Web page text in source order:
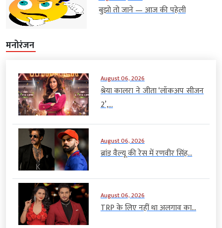
बुझो तो जाने — आज की पहेली
मनोरंजन
August 06, 2026
श्रेया कालरा ने जीता ‘लॉकअप सीजन
2’,...
August 06, 2026
ब्रांड वैल्यू की रेस में रणवीर सिंह...
August 06, 2026
TRP के लिए नहीं था अलगाव का...